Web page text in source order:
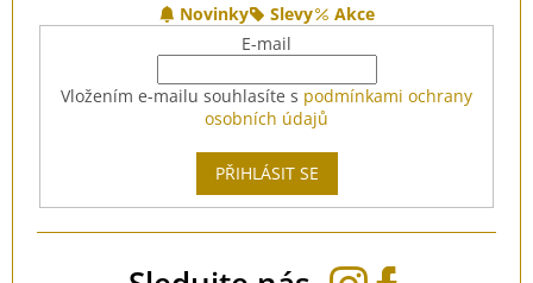
Novinky Slevy
Akce
E-mail
Vložením e-mailu souhlasíte s podmínkami ochrany
osobních údajů
PŘIHLÁSIT SE